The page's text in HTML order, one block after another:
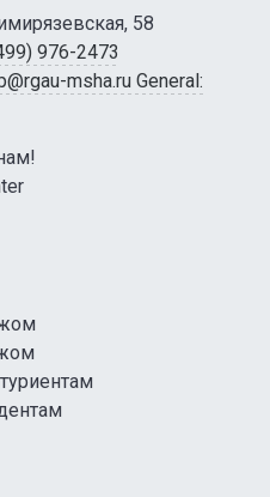
58
976-2473
msha.ru General: